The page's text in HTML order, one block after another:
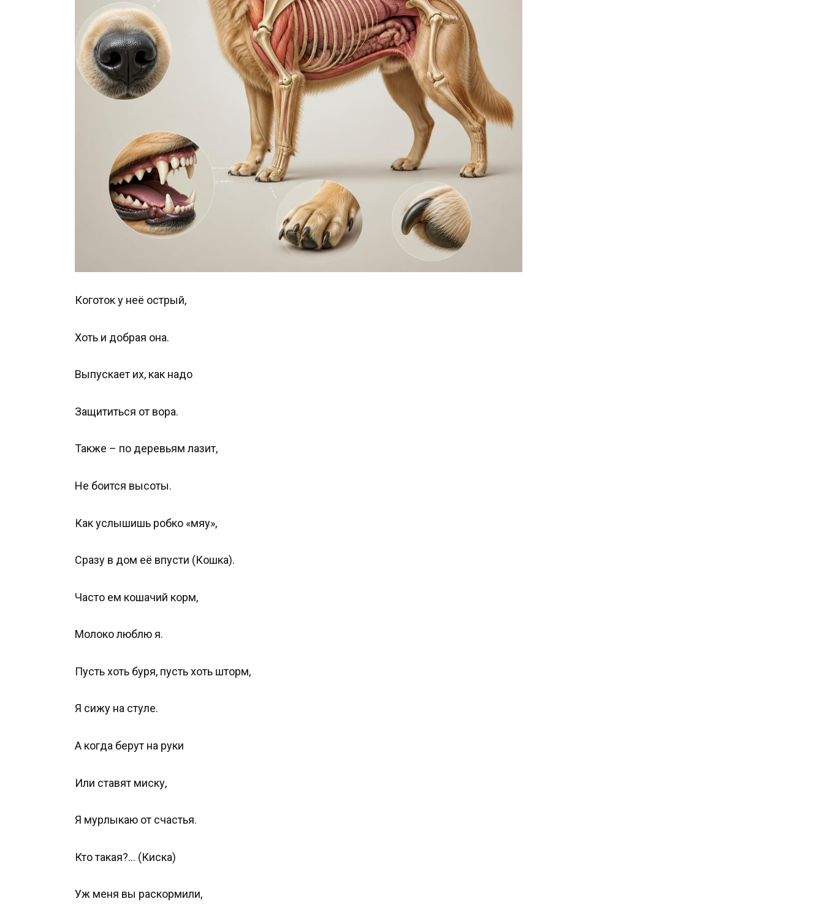
Коготок у неё острый,
Хоть и добрая она.
Выпускает их, как надо
Защититься от вора.
Также – по деревьям лазит,
Не боится высоты.
Как услышишь робко «мяу»,
Сразу в дом её впусти (Кошка).
Часто ем кошачий корм,
Молоко люблю я.
Пусть хоть буря, пусть хоть шторм,
Я сижу на стуле.
А когда берут на руки
Или ставят миску,
Я мурлыкаю от счастья.
Кто такая?… (Киска)
Уж меня вы раскормили,